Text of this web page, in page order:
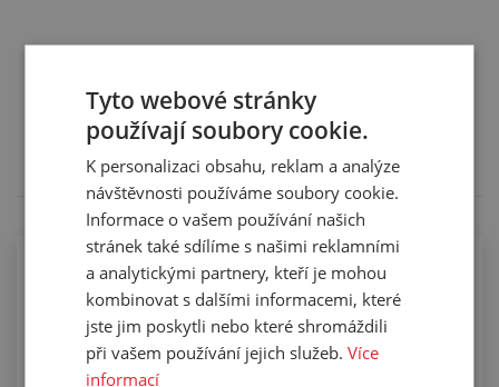
Tento výrobek pro vás upravíme na míru. Konkrétní
specifikaci budete moci upřesnit v poznámce u
objednávky.
Drátkování hadic
Tyto webové stránky
používají soubory cookie.
K personalizaci obsahu, reklam a analýze
návštěvnosti používáme soubory cookie.
Informace o vašem používání našich
stránek také sdílíme s našimi reklamními
a analytickými partnery, kteří je mohou
kombinovat s dalšími informacemi, které
jste jim poskytli nebo které shromáždili
při vašem používání jejich služeb.Více
informací